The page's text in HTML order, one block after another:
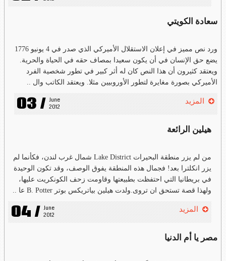
سعادة الكويتي
ورد نص مميز في إعلان الاستقلال الأميركي الذي صدر في 4 يونيو 1776
يضع حق الإنسان في أن يكون سعيدا بمصاف حقه في الحياة والحرية.
ويعتقد كثيرون أن هذا النص كان له أثر كبير في تطور شخصية الفرد
الأميركي بصورة مغايرة لتطور الأوروبيين مثلا. ويعتقد الكاتب وال ..
03 / June
2012
المزيد
هيلين الرائعة
من لم يزر منطقة البحيرات Lake District شمال غرب لندن، فكأنما لم
يزر انكلترا بعد! فجمال هذه المنطقة يفوق الوصف، وقد تكون الوحيدة
في بريطانيا التي احتفظت بطبيعتها وقاومت زحف الكونكريت عليها،
ولهذا قصة تستحق ان تروى.ولدت هيلين بياتريكس بوتر B. Potter عا ..
04 / June
2012
المزيد
مصر يا أم الدنيا